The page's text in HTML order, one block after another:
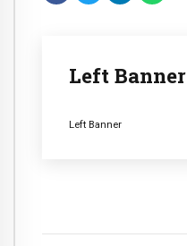
Left Banner
Left Banner